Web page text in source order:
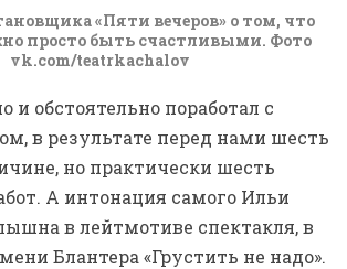
«Пяти вечеров» о том, что
просто быть счастливыми. Фото
vk.com/teatrkachalov
и обстоятельно поработал с
в результате перед нами шесть
но практически шесть
А интонация самого Ильи
в лейтмотиве спектакля, в
Блантера «Грустить не надо».